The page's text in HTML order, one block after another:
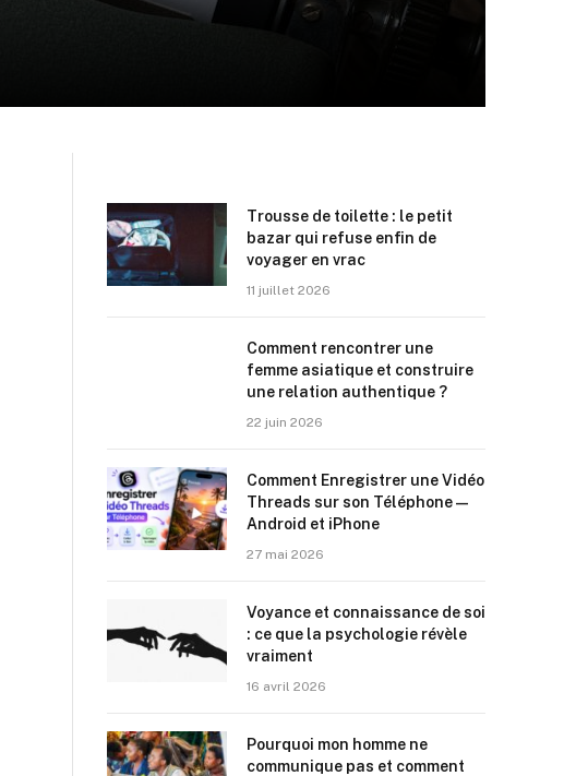
Trousse de toilette : le petit
bazar qui refuse enfin de
voyager en vrac
11 juillet 2026
Comment rencontrer une
femme asiatique et construire
une relation authentique ?
22 juin 2026
Comment Enregistrer une Vidéo
Threads sur son Téléphone —
Android et iPhone
27 mai 2026
Voyance et connaissance de soi
: ce que la psychologie révèle
vraiment
16 avril 2026
Pourquoi mon homme ne
communique pas et comment